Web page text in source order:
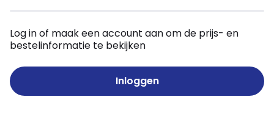
Log in of maak een account aan om de prijs- en
bestelinformatie te bekijken
Inloggen